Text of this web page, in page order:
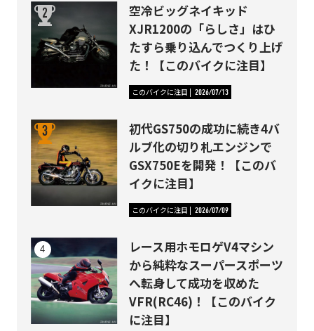
空冷ビッグネイキッド
XJR1200の「らしさ」はひ
たすら乗り込んでつくり上げ
た！【このバイクに注目】
このバイクに注目 2026/07/13
初代GS750の成功に続き4バ
ルブ化の切り札エンジンで
GSX750Eを開発！【このバ
イクに注目】
このバイクに注目 2026/07/09
レース用ホモロゲV4マシン
から純粋なスーパースポーツ
へ転身して成功を収めた
VFR(RC46)！【このバイク
に注目】